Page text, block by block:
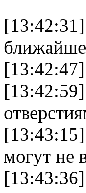
могут не